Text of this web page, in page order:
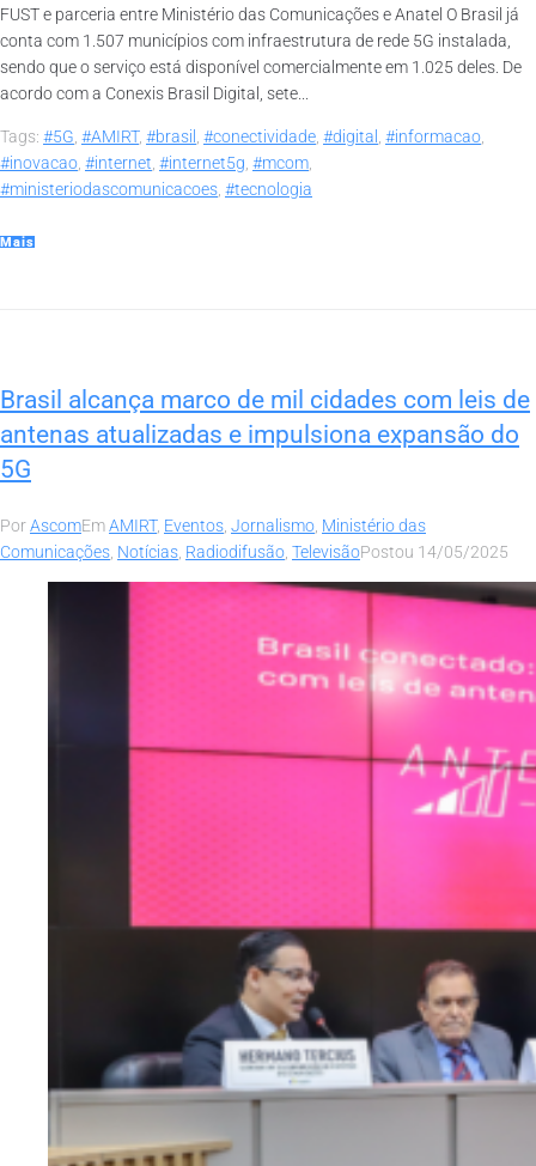
FUST e parceria entre Ministério das Comunicações e Anatel O Brasil já
conta com 1.507 municípios com infraestrutura de rede 5G instalada,
sendo que o serviço está disponível comercialmente em 1.025 deles. De
acordo com a Conexis Brasil Digital, sete...
Tags: #5G, #AMIRT, #brasil , #conectividade, #digital , #informacao,
#inovacao, #internet, #internet5g, #mcom,
#ministeriodascomunicacoes, #tecnologia
Mais
Brasil alcança marco de mil cidades com leis de
antenas atualizadas e impulsiona expansão do
5G
PorAscomEmAMIRT, Eventos, Jornalismo, Ministério das
Comunicações, Notícias, Radiodifusão, TelevisãoPostou 14/05/2025